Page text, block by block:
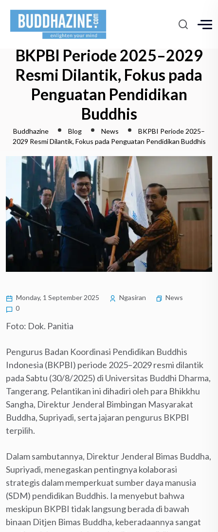
BKPBI Periode 2025–2029
Resmi Dilantik, Fokus pada
Penguatan Pendidikan
Buddhis
Buddhazine Blog News
BKPBI Periode 2025–
2029 Resmi Dilantik, Fokus pada Penguatan Pendidikan Buddhis
Monday, 1 September 2025 Ngasiran
News
0
Foto: Dok. Panitia
Pengurus Badan Koordinasi Pendidikan Buddhis
Indonesia (BKPBI) periode 2025–2029 resmi dilantik
pada Sabtu (30/8/2025) di Universitas Buddhi Dharma,
Tangerang. Pelantikan ini dihadiri oleh para Bhikkhu
Sangha, Direktur Jenderal Bimbingan Masyarakat
Buddha, Supriyadi, serta jajaran pengurus BKPBI
terpilih.
Dalam sambutannya, Direktur Jenderal Bimas Buddha,
Supriyadi, menegaskan pentingnya kolaborasi
strategis dalam memperkuat sumber daya manusia
(SDM) pendidikan Buddhis. Ia menyebut bahwa
meskipun BKPBI tidak langsung berada di bawah
binaan Ditjen Bimas Buddha, keberadaannya sangat